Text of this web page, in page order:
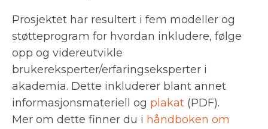
Prosjektet har resultert i fem modeller og
støtteprogram for hvordan inkludere, følge
opp og videreutvikle
brukereksperter/erfaringseksperter i
akademia. Dette inkluderer blant annet
informasjonsmateriell og plakat (PDF).
Mer om dette finner du i håndboken om